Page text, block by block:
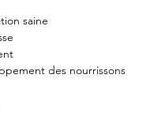
saine
des nourrissons